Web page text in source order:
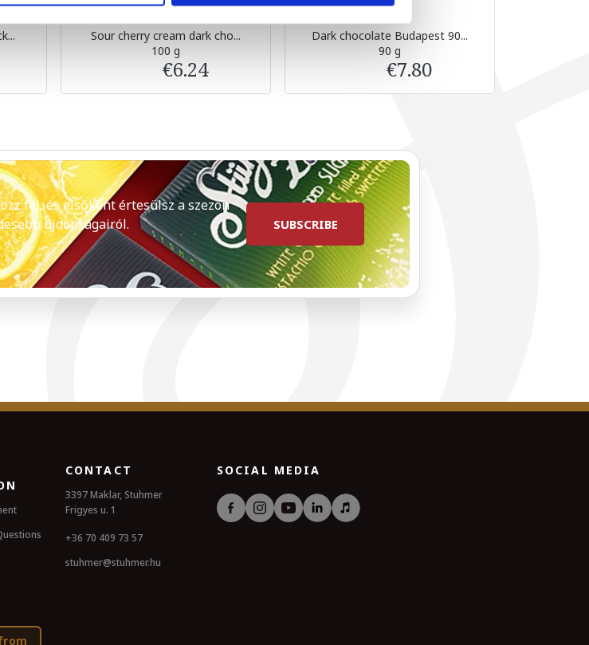
Sour cherry cream dark cho...
100 g
€6.24
Dark chocolate Budapest 90...
90 g
€7.80
fel, és elsőként értesülsz a szezon
újdonságairól.
SUBSCRIBE
CONTACT
3397 Maklar, Stuhmer
Frigyes u. 1
+36 70 409 73 57
stuhmer@stuhmer.hu
SOCIAL MEDIA